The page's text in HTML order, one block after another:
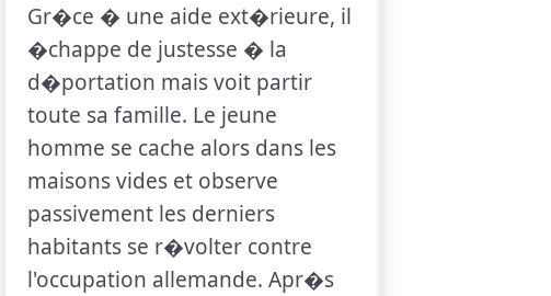
Gr�ce � une aide ext�rieure, il
�chappe de justesse � la
d�portation mais voit partir
toute sa famille. Le jeune
homme se cache alors dans les
maisons vides et observe
passivement les derniers
habitants se r�volter contre
l'occupation allemande. Apr�s